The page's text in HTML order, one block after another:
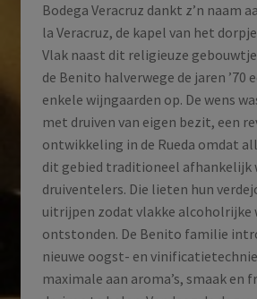
Bodega Veracruz dankt z’n naam
la Veracruz, de kapel van het
Vlak naast dit religieuze
de Benito halverwege de jaren ’70
enkele wijngaarden op. De wens
met druiven van eigen bezit, een
ontwikkeling in de Rueda omdat
dit gebied traditioneel afhankelijk
druiventelers. Die lieten hun
uitrijpen zodat vlakke alcoholrijke
ontstonden. De Benito familie
nieuwe oogst- en
maximale aan aroma’s, smaak en